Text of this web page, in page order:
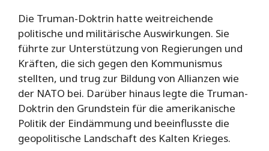
Die Truman-Doktrin hatte weitreichende
politische und militärische Auswirkungen. Sie
führte zur Unterstützung von Regierungen und
Kräften, die sich gegen den Kommunismus
stellten, und trug zur Bildung von Allianzen wie
der NATO bei. Darüber hinaus legte die Truman-
Doktrin den Grundstein für die amerikanische
Politik der Eindämmung und beeinflusste die
geopolitische Landschaft des Kalten Krieges.